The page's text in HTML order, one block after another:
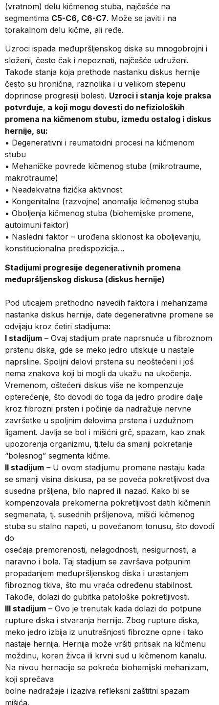
(vratnom) delu kičmenog stuba, najčešće na
segmentima C5-C6, C6-C7. Može se javiti i na
torakalnom delu kičme, ali ređe.
Uzroci ispada međupršljenskog diska su mnogobrojni i
složeni, često čak i nepoznati, najčešće udruženi.
Takođe stanja koja prethode nastanku diskus hernije
često su hronična, raznolika i u velikom stepenu
doprinose progresiji bolesti. Uzroci i stanja koje praksa
potvrđuje, a koji mogu dovesti do nefizioloških
promena na kičmenom stubu, između ostalog i diskus
hernije, su:
• Degenerativni i reumatoidni procesi na kičmenom
stubu
• Mehaničke povrede kičmenog stuba (mikrotraume,
makrotraume)
• Neadekvatna fizička aktivnost
• Kongenitalne (razvojne) anomalije kičmenog stuba
• Oboljenja kičmenog stuba (biohemijske promene,
autoimuni faktor)
• Nasledni faktor – urođena sklonost ka oboljevanju,
konstitucionalna predispozicija…
Stadijumi progresije degenerativnih promena
međupršljenskog diskusa (diskus hernije)
Pod uticajem prethodno navedih faktora i mehanizama
nastanka diskus hernije, date degenerativne promene se
odvijaju kroz četiri stadijuma:
I stadijum – Ovaj stadijum prate naprsnuća u fibroznom
prstenu diska, gde se meko jedro utiskuje u nastale
naprsline. Spoljni delovi prstena su neoštećeni i još
nema znakova koji bi mogli da ukažu na ukočenje.
Vremenom, oštećeni diskus više ne kompenzuje
opterećenje, što dovodi do toga da jedro prodire dalje
kroz fibrozni prsten i počinje da nadražuje nervne
završetke u spoljnim delovima prstena i uzdužnom
ligament. Javlja se bol i mišićni grč, spazam, kao znak
upozorenja organizmu, tj.telu da smanji pokretanje
“bolesnog” segmenta kičme.
II stadijum – U ovom stadijumu promene nastaju kada
se smanji visina diskusa, pa se poveća pokretljivost dva
susedna pršljena, bilo napred ili nazad. Kako bi se
kompenzovala prekomerna pokretljivost datih kičmenih
segmenata, tj. susednih pršljenova, mišići kičmenog
stuba su stalno napeti, u povećanom tonusu, što dovodi
do
osećaja premorenosti, nelagodnosti, nesigurnosti, a
naravno i bola. Taj stadijum se završava potpunim
propadanjem međupršljenskog diska i urastanjem
fibroznog tkiva, što mu vraća određenu stabilnost.
Takođe, dolazi do gubitka patološke pokretljivosti.
III stadijum – Ovo je trenutak kada dolazi do potpune
rupture diska i stvaranja hernije. Zbog rupture diska,
meko jedro izbija iz unutrašnjosti fibrozne opne i tako
nastaje hernija. Hernija može vršiti pritisak na kičmenu
moždinu, koren živca ili krvni sud u kičmenom kanalu.
Na nivou hernacije se pokreće biohemijski mehanizam,
koji sprečava
bolne nadražaje i izaziva refleksni zaštitni spazam
mišića.